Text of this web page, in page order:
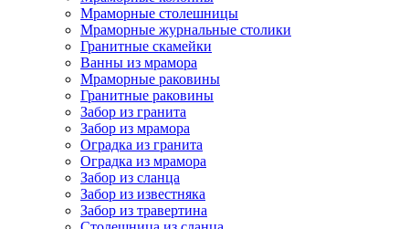
Мраморные столешницы
Мраморные журнальные столики
Гранитные скамейки
Ванны из мрамора
Мраморные раковины
Гранитные раковины
Забор из гранита
Забор из мрамора
Оградка из гранита
Оградка из мрамора
Забор из сланца
Забор из известняка
Забор из травертина